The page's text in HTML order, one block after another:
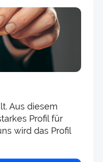
Aus diesem
Profil für
wird das Profil